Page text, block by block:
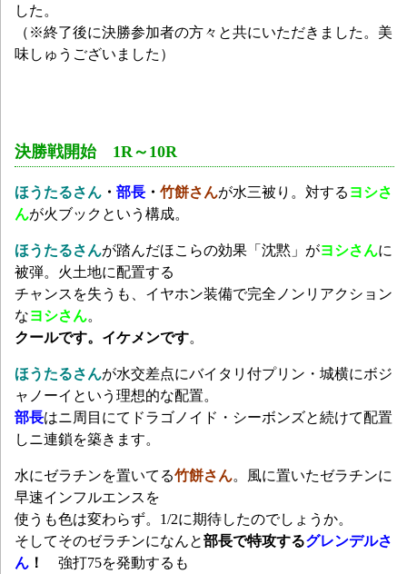
した。
（※終了後に決勝参加者の方々と共にいただきました。美
味しゅうございました）
決勝戦開始 1R～10R
ほうたるさん ・ 部長 ・ 竹餅さんが水三被り。対する ヨシさ
んが火ブックという構成。
ほうたるさんが踏んだほこらの効果「沈黙」がヨシさんに
被弾。火土地に配置する
チャンスを失うも、イヤホン装備で完全ノンリアクション
なヨシさん。
クールです。イケメンです。
ほうたるさんが水交差点にバイタリ付プリン・城横にボジ
ャノーイという理想的な配置。
部長はニ周目にてドラゴノイド・シーボンズと続けて配置
しニ連鎖を築きます。
水にゼラチンを置いてる竹餅さん。風に置いたゼラチンに
早速インフルエンスを
使うも色は変わらず。1/2に期待したのでしょうか。
そしてそのゼラチンになんと部長で特攻するグレンデルさ
ん ！
強打75を発動するも